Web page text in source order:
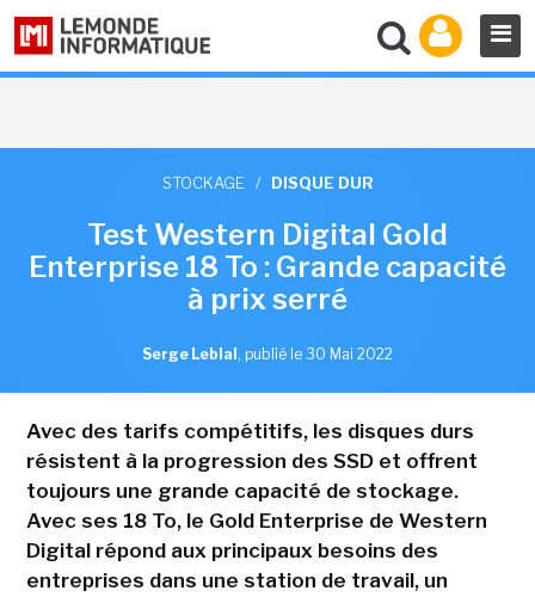
STOCKAGE / DISQUE DUR
Test Western Digital Gold
Enterprise 18 To : Grande capacité
à prix serré
Serge Leblal , publié le 30 Mai 2022
Avec des tarifs compétitifs, les disques durs
résistent à la progression des SSD et offrent
toujours une grande capacité de stockage.
Avec ses 18 To, le Gold Enterprise de Western
Digital répond aux principaux besoins des
entreprises dans une station de travail, un